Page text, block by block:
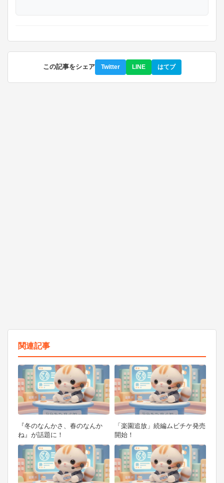
この記事をシェア Twitter LINE はてブ
関連記事
『冬のなんかさ、春のなんか
ね』が話題に！
「楽園追放」続編ムビチケ発売
開始！